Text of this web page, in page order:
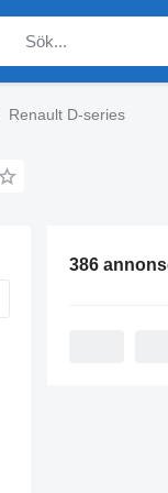
Renault D-series